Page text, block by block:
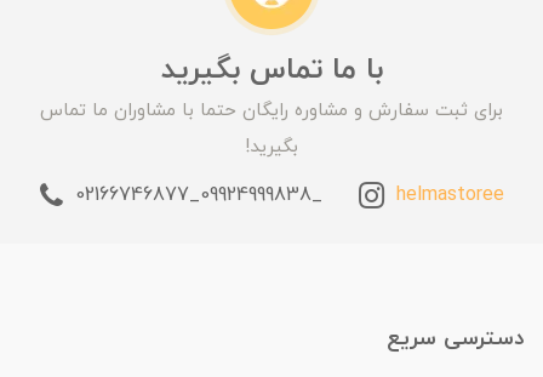
با ما تماس بگیرید
برای ثبت سفارش و مشاوره رایگان حتما با مشاوران ما تماس
بگیرید!
helmastoree
_09924999838_02166746877
دسترسی سریع